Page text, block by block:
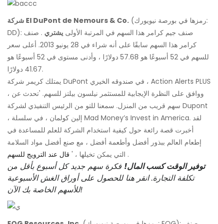
شركة EI DuPont de Nemours & Co. (رمزها في بورصة نيويورك:
DD): صنف جيم كرامر هذا السهم في المرتبة الأولى يشتري . صنف
كرامر هذا السهم سابقًا على أنه شراء في 28 يونيو 2013. أعلى سعر
للسهم في 52 أسبوعًا هو 57.68 دولارًا ، وأدنى مستوى في 52 أسبوعًا هو
41.67 دولارًا.
يمتلك كريمر شركة DuPont في صندوقه الخيري ، Action Alerts PLUS
، ووافق على النظرة الإيجابية للمستثمر نيلسون بيلتز للسهم. 'تحدث عن
سهم قريب من المنزل. سمعنا للتو من الرئيس التنفيذي لشركة Dupont
، إلين كولمان ، في سلسلة Mad Money’s Invest in America. لقد
أخبرت قصة رائعة حول كيفية استخدام الشركة للعلم للمساعدة في
إطعام العالم ببذور أفضل وأطعمة أفضل ، مع صنع أفضل مواد السلامة
التي يمكن تخيلها ، ' قال عند الترويج للسهم .
توفير الوقت كسب المال! فكرة سهم جديد كل أسبوع بأقل من
تكلفة التجارة. انقر هنا للحصول على أوراق الغش الأسبوعية
للأسهم الخاصة بك الآن!